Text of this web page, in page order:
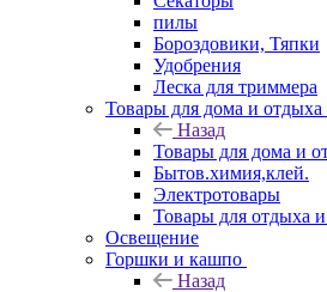
пилы
Бороздовики, Тяпки
Удобрения
Леска для триммера
Товары для дома и отдыха
Назад
Товары для дома и
Бытов.химия,клей.
Электротовары
Товары для отдыха
Освещение
Горшки и кашпо
Назад